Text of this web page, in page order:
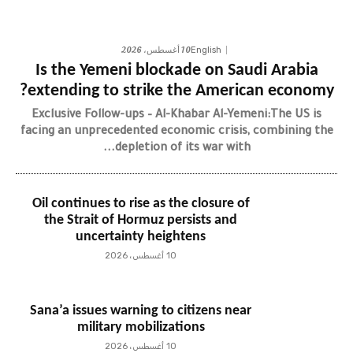
English10 أغسطس، 2026
Is the Yemeni blockade on Saudi Arabia
extending to strike the American economy?
Exclusive Follow-ups – Al-Khabar Al-Yemeni:The US is
facing an unprecedented economic crisis, combining the
depletion of its war with...
Oil continues to rise as the closure of
the Strait of Hormuz persists and
uncertainty heightens
10 أغسطس، 2026
Sana’a issues warning to citizens near
military mobilizations
10 أغسطس، 2026